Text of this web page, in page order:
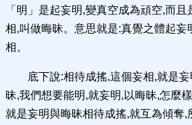
「明」是起妄明,變真空成為頑空,而
相,叫做晦昧。意思就是:真覺之體起妄
相。
底下說:相待成搖,這個妄相,就是
昧,我們想要能明,就妄明,以晦昧,怎麼
就是妄明與晦昧相待成搖,就互為傾奪,